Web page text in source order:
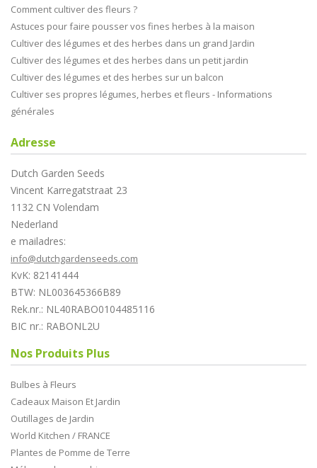
Comment cultiver des fleurs ?
Astuces pour faire pousser vos fines herbes à la maison
Cultiver des légumes et des herbes dans un grand Jardin
Cultiver des légumes et des herbes dans un petit jardin
Cultiver des légumes et des herbes sur un balcon
Cultiver ses propres légumes, herbes et fleurs - Informations
générales
Adresse
Dutch Garden Seeds
Vincent Karregatstraat 23
1132 CN Volendam
Nederland
e mailadres:
info@dutchgardenseeds.com
KvK: 82141444
BTW: NL003645366B89
Rek.nr.: NL40RABO0104485116
BIC nr.: RABONL2U
Nos Produits Plus
Bulbes à Fleurs
Cadeaux Maison Et Jardin
Outillages de Jardin
World Kitchen / FRANCE
Plantes de Pomme de Terre